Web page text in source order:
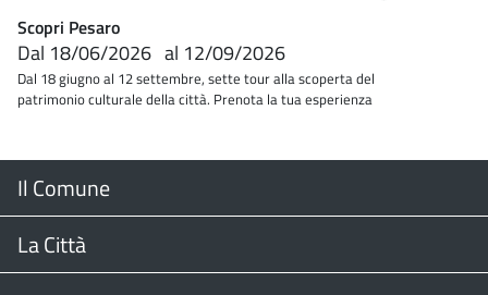
Scopri Pesaro
Dal 18/06/2026 al 12/09/2026
Dal 18 giugno al 12 settembre, sette tour alla scoperta del
patrimonio culturale della città. Prenota la tua esperienza
Menu
Footer
Il Comune
Il Sindaco
La Città